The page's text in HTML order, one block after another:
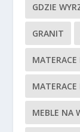
GDZIE
GRANIT
MEBLE NA